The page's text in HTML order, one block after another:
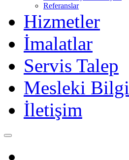
Referanslar
Hizmetler
İmalatlar
Servis Talep
Mesleki Bilgi
İletişim